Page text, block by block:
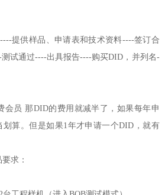
提供样品、申请表和技术资料----签订合
试通过----出具报告----购买DID，并列名-
会员 那DID的费用就减半了，如果每年申
算。但是如果1年才申请一个DID，就有
求：